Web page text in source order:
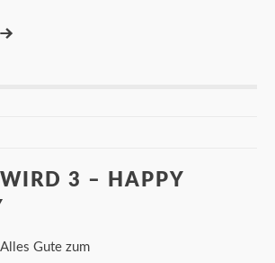
3 – HAPPY
Gute zum